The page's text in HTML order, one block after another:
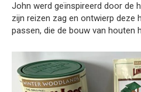
John werd geïnspireerd door de
zijn reizen zag en ontwierp deze
passen, die de bouw van houten